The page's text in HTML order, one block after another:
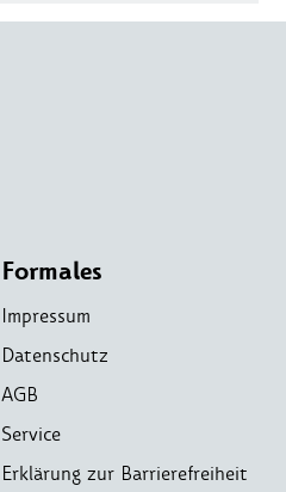
Formales
Impressum
Datenschutz
AGB
Service
Erklärung zur Barrierefreiheit